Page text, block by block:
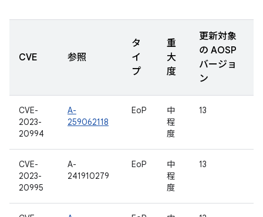
CVE 参照
タ
イ
プ
重
大
度
更新対象
の AOSP
バージョ
ン
CVE-
2023-
20994
A-
259062118
EoP
中
程
度
13
CVE-
2023-
20995
A-
241910279
EoP
中
程
度
13